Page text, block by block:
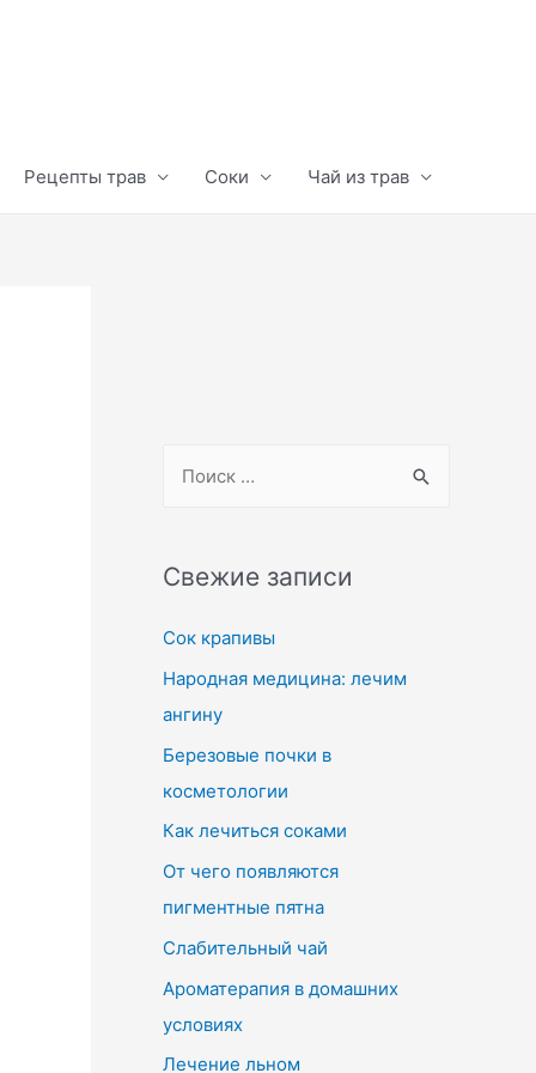
Рецепты трав Соки Чай из трав
Свежие записи
Сок крапивы
Народная медицина: лечим
ангину
Березовые почки в
косметологии
Как лечиться соками
От чего появляются
пигментные пятна
Слабительный чай
Ароматерапия в домашних
условиях
Лечение льном